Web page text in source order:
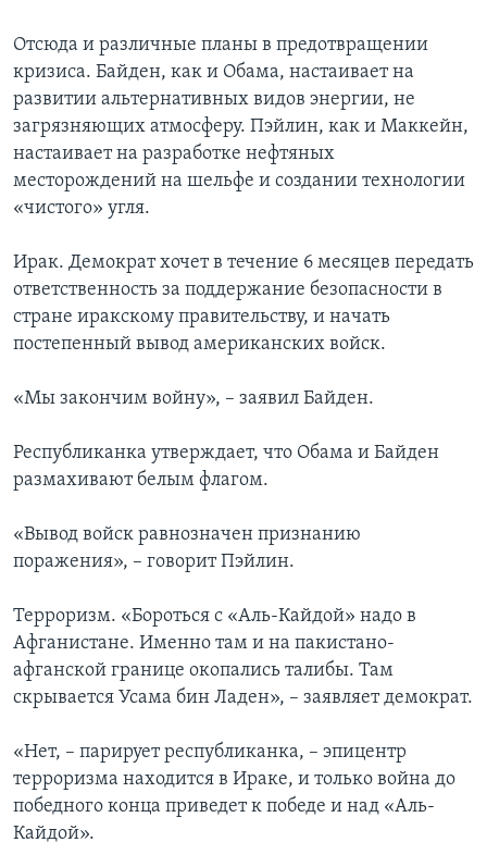
Отсюда и различные планы в предотвращении
кризиса. Байден, как и Обама, настаивает на
развитии альтернативных видов энергии, не
загрязняющих атмосферу. Пэйлин, как и Маккейн,
настаивает на разработке нефтяных
месторождений на шельфе и создании технологии
«чистого» угля.
Ирак. Демократ хочет в течение 6 месяцев передать
ответственность за поддержание безопасности в
стране иракскому правительству, и начать
постепенный вывод американских войск.
«Мы закончим войну», – заявил Байден.
Республиканка утверждает, что Обама и Байден
размахивают белым флагом.
«Вывод войск равнозначен признанию
поражения», – говорит Пэйлин.
Терроризм. «Бороться с «Аль-Кайдой» надо в
Афганистане. Именно там и на пакистано-
афганской границе окопались талибы. Там
скрывается Усама бин Ладен», – заявляет демократ.
«Нет, – парирует республиканка, – эпицентр
терроризма находится в Ираке, и только война до
победного конца приведет к победе и над «Аль-
Кайдой».